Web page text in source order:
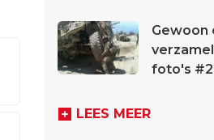
Gewoon
foto's
LEES MEER